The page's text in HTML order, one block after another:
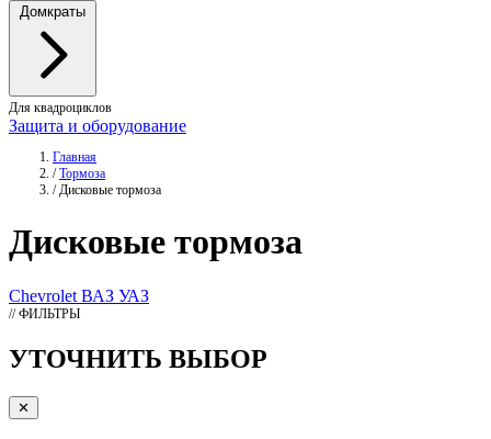
Домкраты
Для квадроциклов
Защита и оборудование
Главная
/ Тормоза
/ Дисковые тормоза
Дисковые тормоза
Chevrolet ВАЗ УАЗ
// ФИЛЬТРЫ
УТОЧНИТЬ ВЫБОР
✕